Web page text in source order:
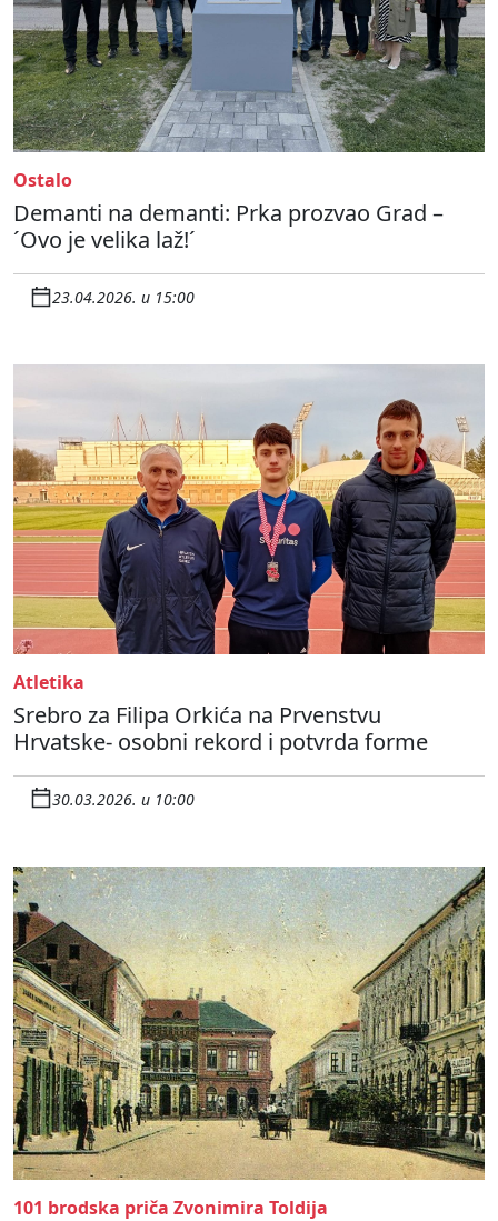
Ostalo
Demanti na demanti: Prka prozvao Grad –
´Ovo je velika laž!´
23.04.2026. u 15:00
Atletika
Srebro za Filipa Orkića na Prvenstvu
Hrvatske- osobni rekord i potvrda forme
30.03.2026. u 10:00
101 brodska priča Zvonimira Toldija